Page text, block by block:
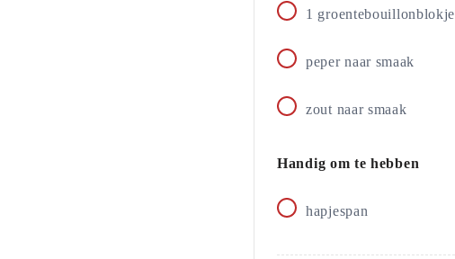
1 groentebouillonblokje
peper naar smaak
zout naar smaak
Handig om te hebben
hapjespan